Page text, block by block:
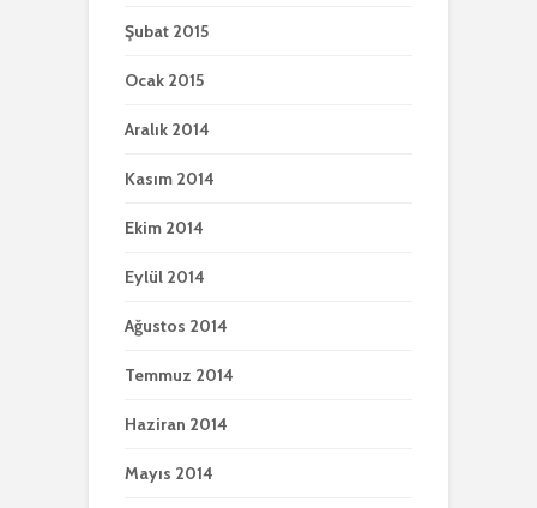
Şubat 2015
Ocak 2015
Aralık 2014
Kasım 2014
Ekim 2014
Eylül 2014
Ağustos 2014
Temmuz 2014
Haziran 2014
Mayıs 2014